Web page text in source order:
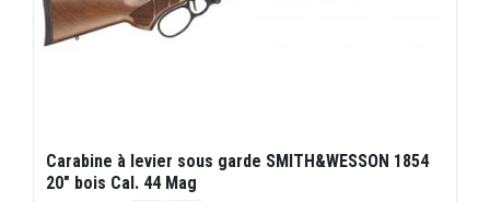
Carabine à levier sous garde SMITH&WESSON 1854
20" bois Cal. 44 Mag